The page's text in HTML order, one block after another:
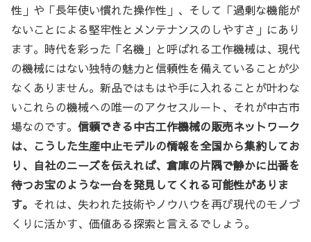
性」や「長年使い慣れた操作性」、そして「過剰な機能が
ないことによる堅牢性とメンテナンスのしやすさ」にあり
ます。時代を彩った「名機」と呼ばれる工作機械は、現代
の機械にはない独特の魅力と信頼性を備えていることが少
なくありません。新品ではもはや手に入れることが叶わな
いこれらの機械への唯一のアクセスルート、それが中古市
場なのです。 信頼できる中古工作機械の販売ネットワーク
は、こうした生産中止モデルの情報を全国から集約してお
り、自社のニーズを伝えれば、倉庫の片隅で静かに出番を
待つお宝のような一台を発見してくれる可能性がありま
す。 それは、失われた技術やノウハウを再び現代のモノづ
くりに活かす、価値ある探索と言えるでしょう。